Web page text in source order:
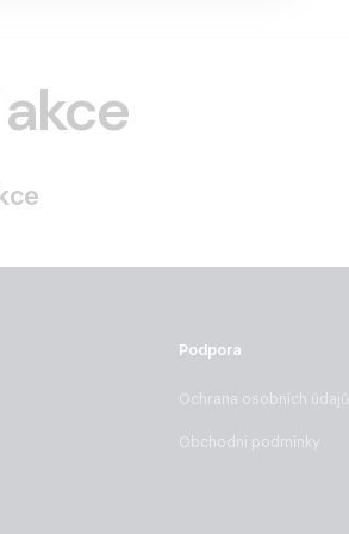
Podpora
Ochrana osobních údajů
Obchodní podmínky